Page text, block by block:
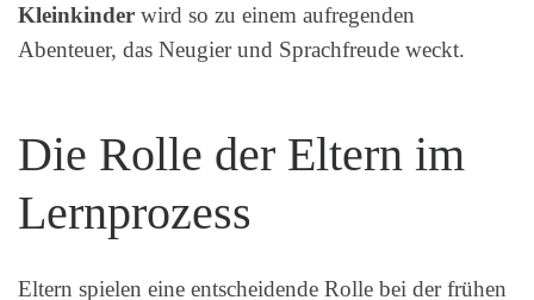
Kleinkinder wird so zu einem aufregenden
Abenteuer, das Neugier und Sprachfreude weckt.
Die Rolle der Eltern im
Lernprozess
Eltern spielen eine entscheidende Rolle bei der frühen